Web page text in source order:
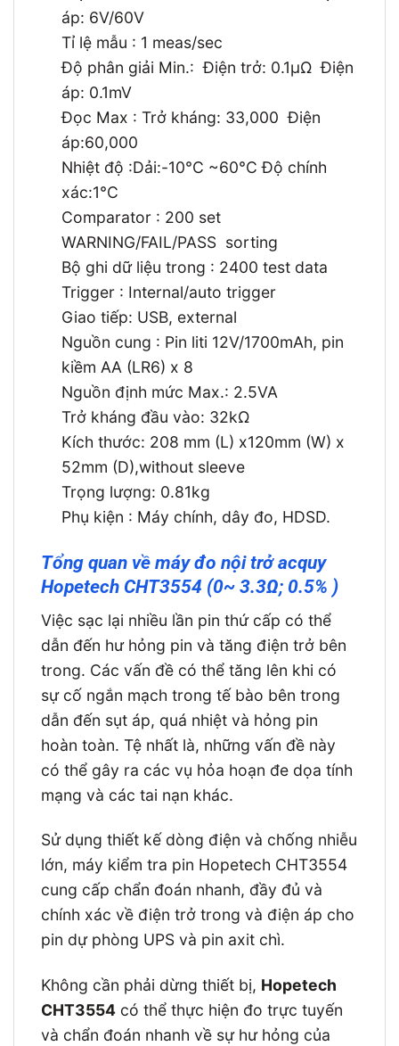
áp: 6V/60V
Tỉ lệ mẫu : 1 meas/sec
Độ phân giải Min.: Điện trở: 0.1μΩ Điện
áp: 0.1mV
Đọc Max : Trở kháng: 33,000 Điện
áp:60,000
Nhiệt độ :Dải:-10°C ~60°C Độ chính
xác:1°C
Comparator : 200 set
WARNING/FAIL/PASS sorting
Bộ ghi dữ liệu trong : 2400 test data
Trigger : Internal/auto trigger
Giao tiếp: USB, external
Nguồn cung : Pin liti 12V/1700mAh, pin
kiềm AA (LR6) x 8
Nguồn định mức Max.: 2.5VA
Trở kháng đầu vào: 32kΩ
Kích thước: 208 mm (L) x120mm (W) x
52mm (D),without sleeve
Trọng lượng: 0.81kg
Phụ kiện : Máy chính, dây đo, HDSD.
Tổng quan về máy đo nội trở acquy
Hopetech CHT3554 (0~ 3.3Ω; 0.5% )
Việc sạc lại nhiều lần pin thứ cấp có thể
dẫn đến hư hỏng pin và tăng điện trở bên
trong. Các vấn đề có thể tăng lên khi có
sự cố ngắn mạch trong tế bào bên trong
dẫn đến sụt áp, quá nhiệt và hỏng pin
hoàn toàn. Tệ nhất là, những vấn đề này
có thể gây ra các vụ hỏa hoạn đe dọa tính
mạng và các tai nạn khác.
Sử dụng thiết kế dòng điện và chống nhiễu
lớn, máy kiểm tra pin Hopetech CHT3554
cung cấp chẩn đoán nhanh, đầy đủ và
chính xác về điện trở trong và điện áp cho
pin dự phòng UPS và pin axit chì.
Không cần phải dừng thiết bị, Hopetech
CHT3554 có thể thực hiện đo trực tuyến
và chẩn đoán nhanh về sự hư hỏng của